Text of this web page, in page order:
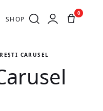
SHOP
0
CARUSEL